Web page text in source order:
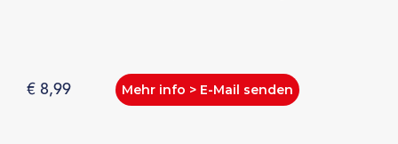
€ 8,99 Mehr info > E-Mail senden